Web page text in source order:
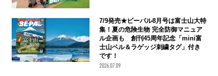
7/9発売★ビーパル8月号は富士山大特
集！夏の危険生物 完全防御マニュア
ル企画も 創刊45周年記念「mini富
士山ベル＆ラゲッジ刺繍タグ」付き
です！
2026.07.09